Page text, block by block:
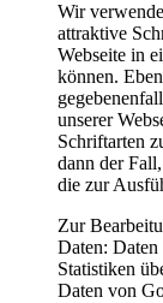
Wir
attraktive
Webseite in
können.
unserer
Schriftarten
dann der
die zur
Zur
Daten: Daten
Statistiken
Daten von